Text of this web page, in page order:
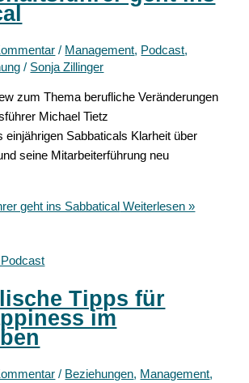
/ Management, Podcast,
/ Sonja Zillinger
zum Thema berufliche Veränderungen
Michael Tietz
einjährigen Sabbaticals Klarheit über
seine Mitarbeiterführung neu
geht ins Sabbatical Weiterlesen »
Tipps für
im
/ Beziehungen, Management,